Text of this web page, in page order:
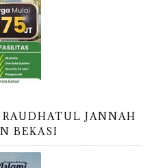
JANNAH
BEKASI